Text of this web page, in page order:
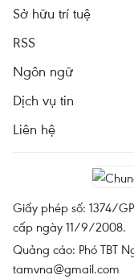
Sở hữu trí tuệ
RSS
Ngôn ngữ
Dịch vụ tin
Liên hệ
Giấy phép số: 1374/
cấp ngày 11/9/2008.
Quảng cáo: Phó TBT
tamvna@gmail.com